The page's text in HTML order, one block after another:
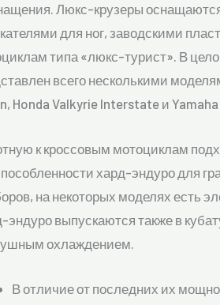
Люкс-крузеры
для ног, заводскими
типа «люкс-турист». В
всего несколькими
Honda Valkyrie Interstate и
к кроссовым мотоциклам
хард-эндуро для
на некоторых моделях есть
эндуро выпускаются также в
охлаждением.
В отличие от последних их